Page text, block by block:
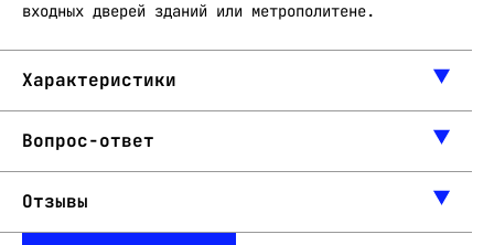
входных дверей зданий или метрополитене.
Характеристики
Вопрос-ответ
Отзывы